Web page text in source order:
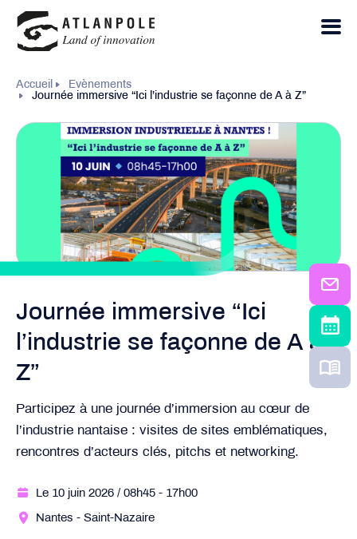
Accueil
Evènements
Journée immersive “Ici l’industrie se façonne de A à Z”
Journée immersive “Ici
l’industrie se façonne de A à
Z”
Participez à une journée d’immersion au cœur de
l’industrie nantaise : visites de sites emblématiques,
rencontres d’acteurs clés, pitchs et networking.
Le 10 juin 2026 / 08h45 - 17h00
Nantes - Saint-Nazaire